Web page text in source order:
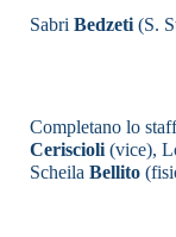
Sabri Bedzeti (S.
Completano lo
Ceriscioli (vice),
Scheila Bellito